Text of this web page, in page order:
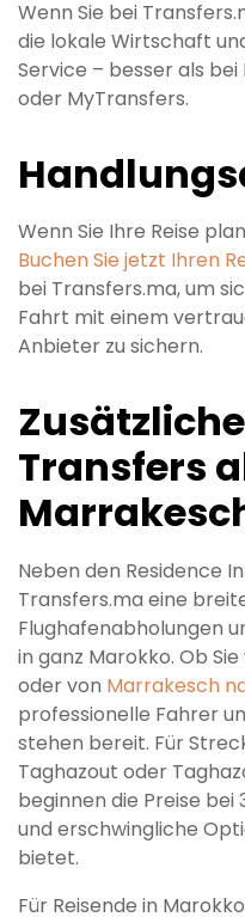
Wenn Sie bei
die lokale Wirtschaft
Service – besser als
oder MyTransfers.
Wenn Sie Ihre Reise
Buchen Sie jetzt Ihren
bei Transfers.ma, um
Fahrt mit einem
Anbieter zu sichern.
Transfers
Neben den Residence
Transfers.ma eine
Flughafenabholungen
in ganz Marokko. Ob Sie
oder von Marrakesch
professionelle Fahrer
stehen bereit. Für
Taghazout oder
beginnen die Preise bei
und erschwingliche
bietet.
Für Reisende in